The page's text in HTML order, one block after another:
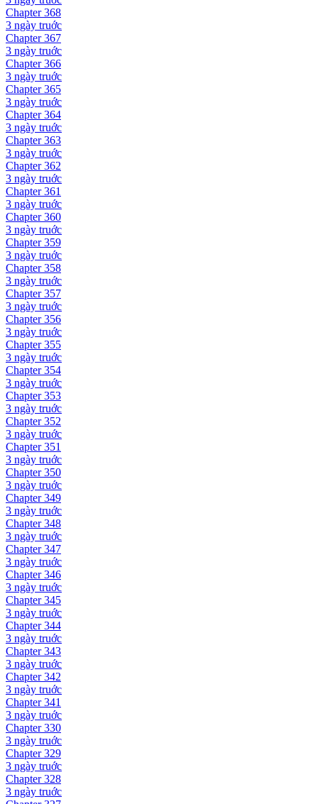
Chapter368
3 ngày truớc
Chapter367
3 ngày truớc
Chapter366
3 ngày truớc
Chapter365
3 ngày truớc
Chapter364
3 ngày truớc
Chapter363
3 ngày truớc
Chapter362
3 ngày truớc
Chapter361
3 ngày truớc
Chapter360
3 ngày truớc
Chapter359
3 ngày truớc
Chapter358
3 ngày truớc
Chapter357
3 ngày truớc
Chapter356
3 ngày truớc
Chapter355
3 ngày truớc
Chapter354
3 ngày truớc
Chapter353
3 ngày truớc
Chapter352
3 ngày truớc
Chapter351
3 ngày truớc
Chapter350
3 ngày truớc
Chapter349
3 ngày truớc
Chapter348
3 ngày truớc
Chapter347
3 ngày truớc
Chapter346
3 ngày truớc
Chapter345
3 ngày truớc
Chapter344
3 ngày truớc
Chapter343
3 ngày truớc
Chapter342
3 ngày truớc
Chapter341
3 ngày truớc
Chapter330
3 ngày truớc
Chapter329
3 ngày truớc
Chapter328
3 ngày truớc